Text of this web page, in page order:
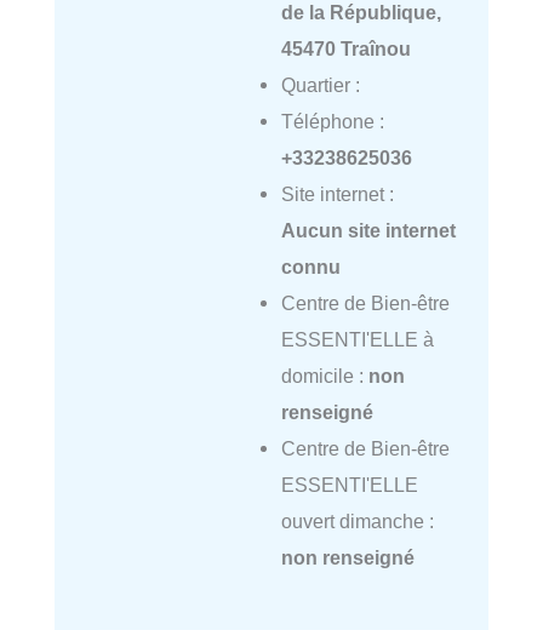
de la République,
45470 Traînou
Quartier :
Téléphone :
+33238625036
Site internet :
Aucun site internet
connu
Centre de Bien-être
ESSENTI'ELLE à
domicile : non
renseigné
Centre de Bien-être
ESSENTI'ELLE
ouvert dimanche :
non renseigné